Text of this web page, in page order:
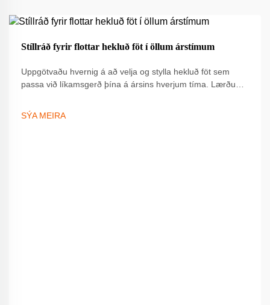
Sep
Stíllráð fyrir flottar hekluð föt í öllum árstímum
Uppgötvaðu hvernig á að velja og stylla hekluð föt sem
passa við líkamsgerð þína á ársins hverjum tíma. Lærðu
Fáðu fullkomnuna leiðbeininguna núna.
SÝA MEIRA